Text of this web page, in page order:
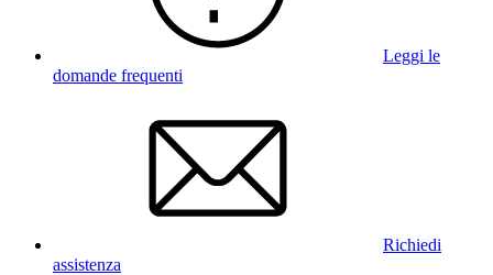
Leggi le
domande frequenti
Richiedi
assistenza